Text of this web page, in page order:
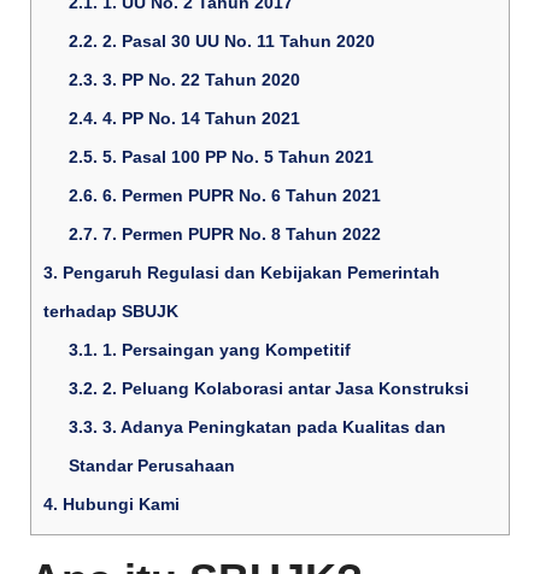
2.2. 2. Pasal 30 UU No. 11 Tahun 2020
2.3. 3. PP No. 22 Tahun 2020
2.4. 4. PP No. 14 Tahun 2021
2.5. 5. Pasal 100 PP No. 5 Tahun 2021
2.6. 6. Permen PUPR No. 6 Tahun 2021
2.7. 7. Permen PUPR No. 8 Tahun 2022
3. Pengaruh Regulasi dan Kebijakan Pemerintah
terhadap SBUJK
3.1. 1. Persaingan yang Kompetitif
3.2. 2. Peluang Kolaborasi antar Jasa Konstruksi
3.3. 3. Adanya Peningkatan pada Kualitas dan
Standar Perusahaan
4. Hubungi Kami